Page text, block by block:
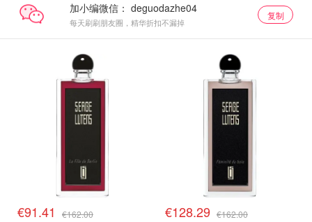
加小编微信：
每天刷刷朋友圈，精华折扣不漏掉
复制
€91.41 €162.00 €128.29 €162.00